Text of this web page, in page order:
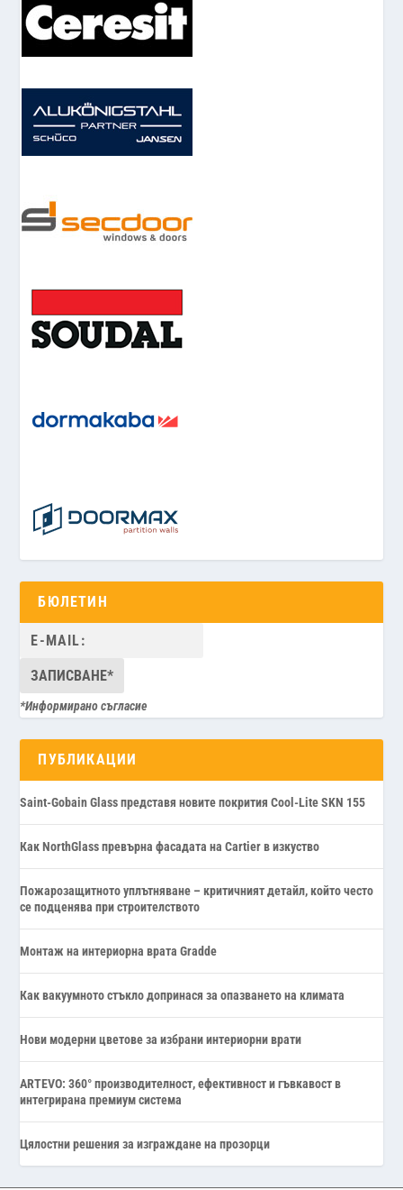
БЮЛЕТИН
*Информирано съгласие
ПУБЛИКАЦИИ
Saint-Gobain Glass представя новите покрития Cool-Lite SKN 155
Как NorthGlass превърна фасадата на Cartier в изкуство
Пожарозащитното уплътняване – критичният детайл, който често
се подценява при строителството
Монтаж на интериорна врата Gradde
Как вакуумното стъкло допринася за опазването на климата
Нови модерни цветове за избрани интериорни врати
ARTEVO: 360° производителност, ефективност и гъвкавост в
интегрирана премиум система
Цялостни решения за изграждане на прозорци